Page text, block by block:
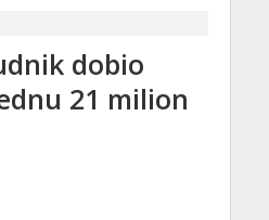
dobio
21 milion